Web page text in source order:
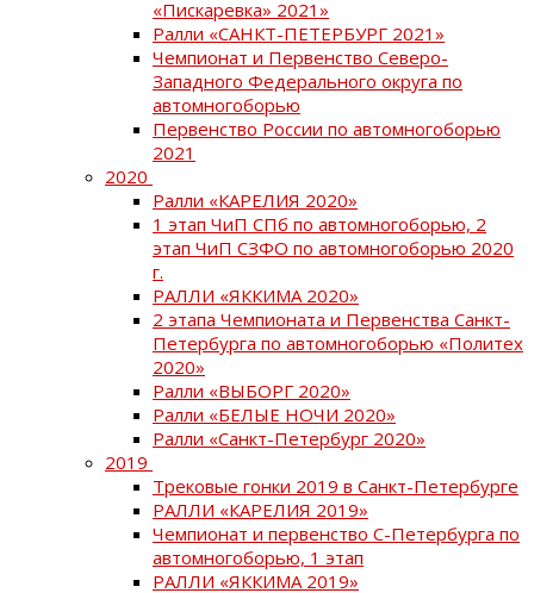
«Пискаревка» 2021»
Ралли «САНКТ-ПЕТЕРБУРГ 2021»
Чемпионат и Первенство Северо-
Западного Федерального округа по
автомногоборью
Первенство России по автомногоборью
2021
2020
Ралли «КАРЕЛИЯ 2020»
1 этап ЧиП СПб по автомногоборью, 2
этап ЧиП СЗФО по автомногоборью 2020
г.
РАЛЛИ «ЯККИМА 2020»
2 этапа Чемпионата и Первенства Санкт-
Петербурга по автомногоборью «Политех
2020»
Ралли «ВЫБОРГ 2020»
Ралли «БЕЛЫЕ НОЧИ 2020»
Ралли «Санкт-Петербург 2020»
2019
Трековые гонки 2019 в Санкт-Петербурге
РАЛЛИ «КАРЕЛИЯ 2019»
Чемпионат и первенство С-Петербурга по
автомногоборью, 1 этап
РАЛЛИ «ЯККИМА 2019»